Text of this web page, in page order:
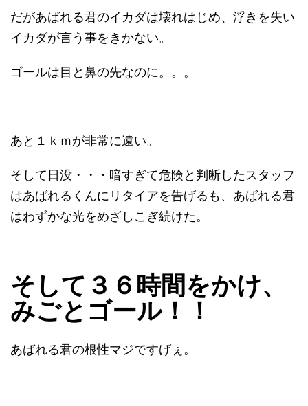
だがあばれる君のイカダは壊れはじめ、浮きを失い
イカダが言う事をきかない。
ゴールは目と鼻の先なのに。。。
あと１ｋｍが非常に遠い。
そして日没・・・暗すぎて危険と判断したスタッフ
はあばれるくんにリタイアを告げるも、あばれる君
はわずかな光をめざしこぎ続けた。
そして３６時間をかけ、
みごとゴール！！
あばれる君の根性マジですげぇ。